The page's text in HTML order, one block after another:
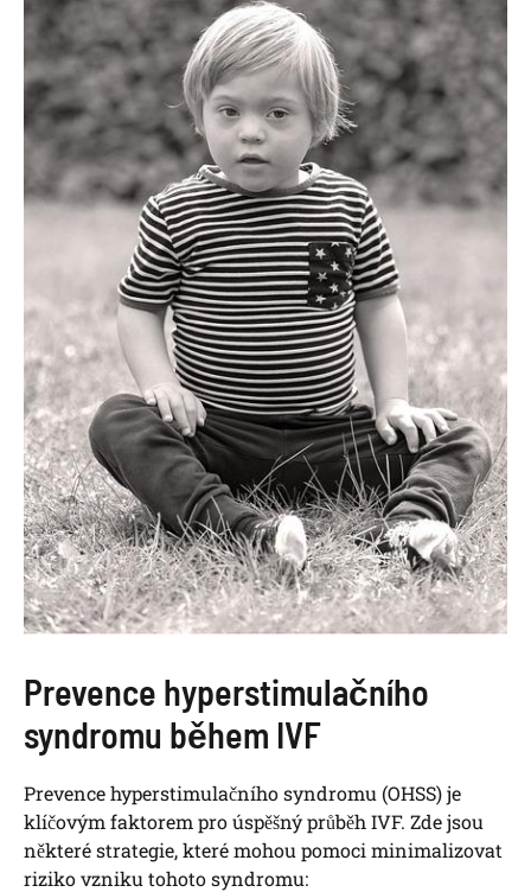
Prevence hyperstimulačního
syndromu během IVF
Prevence hyperstimulačního syndromu (OHSS) je
klíčovým faktorem pro úspěšný průběh IVF. Zde jsou
některé strategie, které mohou pomoci minimalizovat
riziko vzniku tohoto syndromu: